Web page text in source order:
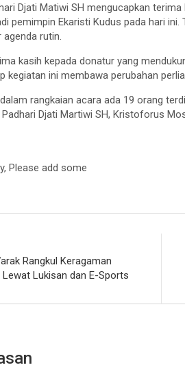
Djati Matiwi SH mengucapkan
pemimpin Ekaristi Kudus pada hari
agenda rutin.
kasih kepada donatur yang
kegiatan ini membawa perubahan
rangkaian acara ada 19 orang
Djati Martiwi SH, Kristoforus
Please add some
Rangkul Keragaman
Lukisan dan E-Sports